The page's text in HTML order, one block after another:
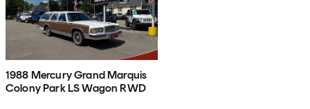
1988 Mercury Grand Marquis
Colony Park LS Wagon RWD